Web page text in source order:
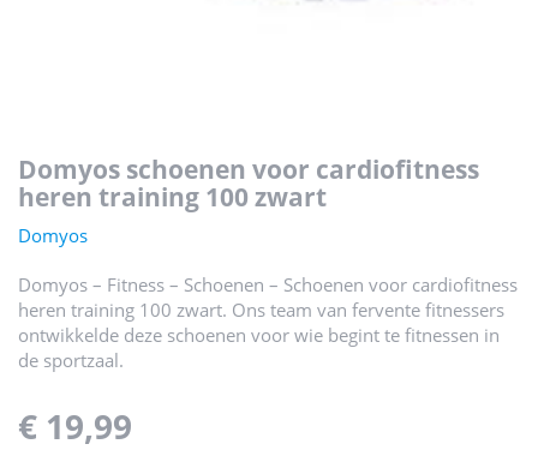
domyos schoenen voor cardiofitness
heren training 100 zwart
Domyos
Domyos – Fitness – Schoenen – Schoenen voor cardiofitness
heren training 100 zwart. Ons team van fervente fitnessers
ontwikkelde deze schoenen voor wie begint te fitnessen in
de sportzaal.
€ 19,99